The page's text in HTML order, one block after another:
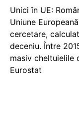
Unici în UE:
Uniune
cercetare,
deceniu. Între
masiv cheltuielile
Eurostat